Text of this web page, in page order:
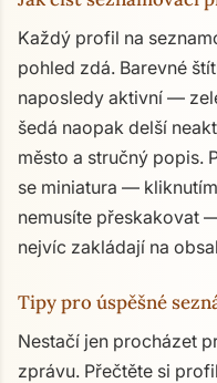
Každý profil na
pohled zdá. Barevné
naposledy aktivní —
šedá naopak delší
město a stručný popis.
se miniatura —
nemusíte přeskakovat
nejvíc zakládají na
Tipy pro úspěšné
Nestačí jen procházet
zprávu. Přečtěte si